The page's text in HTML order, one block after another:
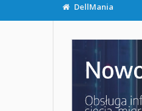
DellMania